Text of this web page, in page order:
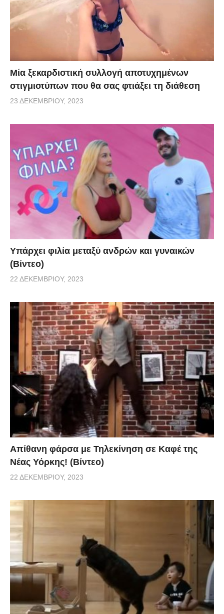
Μία ξεκαρδιστική συλλογή αποτυχημένων
στιγμιοτύπων που θα σας φτιάξει τη διάθεση
23 ΔΕΚΕΜΒΡΊΟΥ, 2023
Υπάρχει φιλία μεταξύ ανδρών και γυναικών
(Βίντεο)
22 ΔΕΚΕΜΒΡΊΟΥ, 2023
Απίθανη φάρσα με Τηλεκίνηση σε Καφέ της
Νέας Υόρκης! (Βίντεο)
22 ΔΕΚΕΜΒΡΊΟΥ, 2023